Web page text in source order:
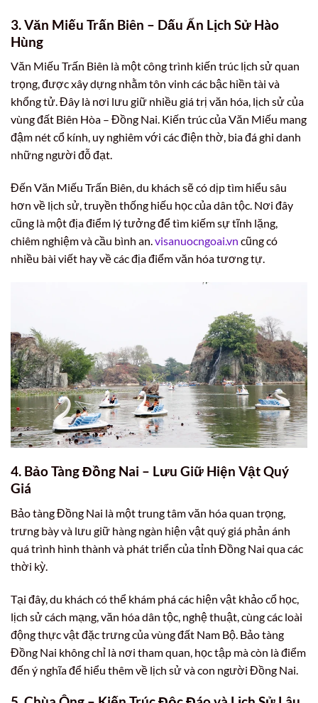
3. Văn Miếu Trấn Biên – Dấu Ấn Lịch Sử Hào
Hùng
Văn Miếu Trấn Biên là một công trình kiến trúc lịch sử quan
trọng, được xây dựng nhằm tôn vinh các bậc hiền tài và
khổng tử. Đây là nơi lưu giữ nhiều giá trị văn hóa, lịch sử của
vùng đất Biên Hòa – Đồng Nai. Kiến trúc của Văn Miếu mang
đậm nét cổ kính, uy nghiêm với các điện thờ, bia đá ghi danh
những người đỗ đạt.
Đến Văn Miếu Trấn Biên, du khách sẽ có dịp tìm hiểu sâu
hơn về lịch sử, truyền thống hiếu học của dân tộc. Nơi đây
cũng là một địa điểm lý tưởng để tìm kiếm sự tĩnh lặng,
chiêm nghiệm và cầu bình an.visanuocngoai.vn cũng có
nhiều bài viết hay về các địa điểm văn hóa tương tự.
4. Bảo Tàng Đồng Nai – Lưu Giữ Hiện Vật Quý
Giá
Bảo tàng Đồng Nai là một trung tâm văn hóa quan trọng,
trưng bày và lưu giữ hàng ngàn hiện vật quý giá phản ánh
quá trình hình thành và phát triển của tỉnh Đồng Nai qua các
thời kỳ.
Tại đây, du khách có thể khám phá các hiện vật khảo cổ học,
lịch sử cách mạng, văn hóa dân tộc, nghệ thuật, cùng các loài
động thực vật đặc trưng của vùng đất Nam Bộ. Bảo tàng
Đồng Nai không chỉ là nơi tham quan, học tập mà còn là điểm
đến ý nghĩa để hiểu thêm về lịch sử và con người Đồng Nai.